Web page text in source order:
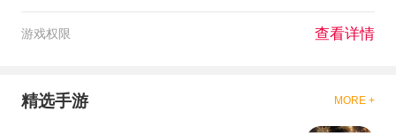
游戏权限 查看详情
精选手游 MORE +